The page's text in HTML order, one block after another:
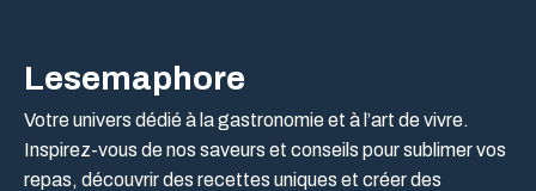
Lesemaphore
Votre univers dédié à la gastronomie et à l’art de vivre.
Inspirez-vous de nos saveurs et conseils pour sublimer vos
repas, découvrir des recettes uniques et créer des